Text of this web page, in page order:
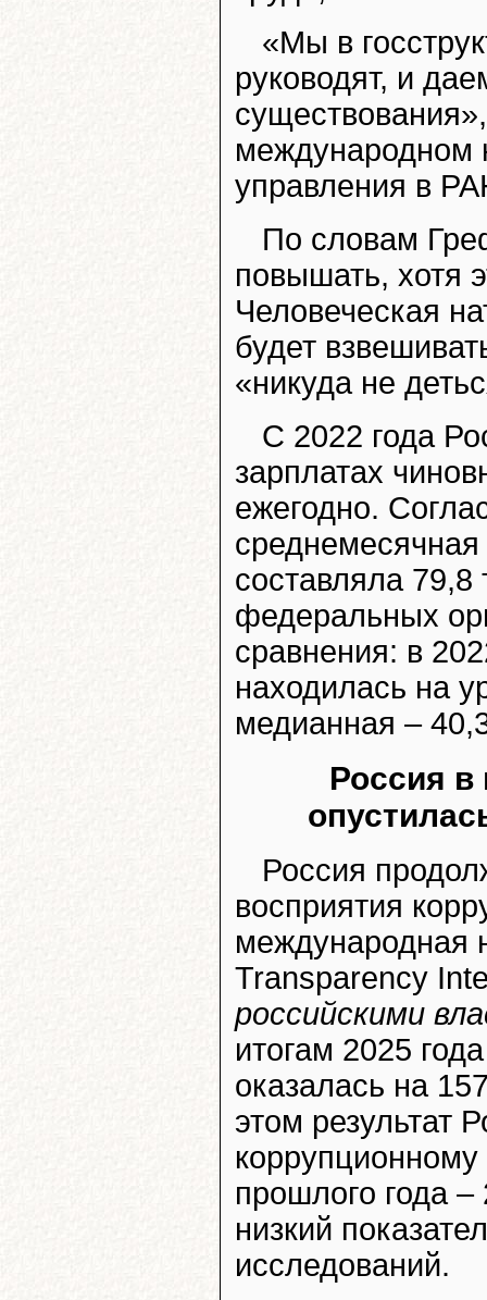
«Мы в
руководят, и
международном
управления в
По словам
повышать, хотя
Человеческая
будет
«никуда не
С 2022 года
зарплатах
ежегодно.
составляла
федеральных
сравнения: в
находилась на
медианная –
Россия в
Россия
восприятия
международная
Transparency
российскими
итогам 2025
оказалась на
этом результат
прошлого года
низкий
исследований.